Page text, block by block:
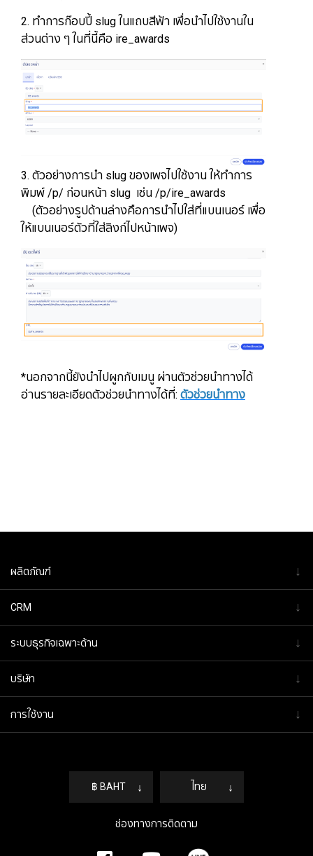
2. ทำการก๊อบปี้ slug ในแถบสีฟ้า เพื่อนำไปใช้งานใน
ส่วนต่าง ๆ ในที่นี้คือ ire_awards
3. ตัวอย่างการนำ slug ของเพจไปใช้งาน ให้ทำการ
พิมพ์ /p/ ก่อนหน้า slug​​ เช่น /p/ire_awards
(ตัวอย่างรูปด้านล่างคือการนำไปใส่ที่แบนเนอร์ เพื่อ
ให้แบนเนอร์ตัวที่ใส่ลิงก์ไปหน้าเพจ)
*นอกจากนี้ยังนำไปผูกกับเมนู ผ่านตัวช่วยนำทางได้
อ่านรายละเอียดตัวช่วยนำทางได้ที่: ตัวช่วยนำทาง
฿ BAHT ↓ ไทย ↓
ช่องทางการติดตาม
ผลิตภัณฑ์ ↓
CRM ↓
ระบบธุรกิจเฉพาะด้าน ↓
บริษัท ↓
การใช้งาน ↓